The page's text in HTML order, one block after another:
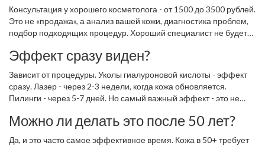
Консультация у хорошего косметолога - от 1500 до 3500 рублей.
Это не «продажа», а анализ вашей кожи, диагностика проблем,
подбор подходящих процедур. Хороший специалист не будет
реально нужно, а что - можно отложить.
Эффект сразу виден?
Зависит от процедуры. Уколы гиалуроновой кислоты - эффект
сразу. Лазер - через 2-3 недели, когда кожа обновляется.
Пилинги - через 5-7 дней. Но самый важный эффект - это не
«недостатки». Это происходит постепенно, но устойчиво.
Можно ли делать это после 50 лет?
Да, и это часто самое эффективное время. Кожа в 50+ требует